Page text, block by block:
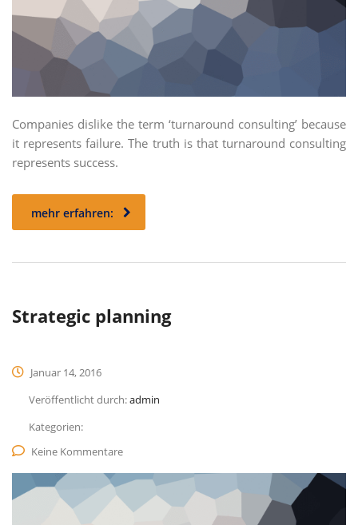
Companies dislike the term ‘turnaround consulting’ because
it represents failure. The truth is that turnaround consulting
represents success.
mehr erfahren:
Strategic planning
Januar 14, 2016
Veröffentlicht durch:admin
Kategorien:
Keine Kommentare